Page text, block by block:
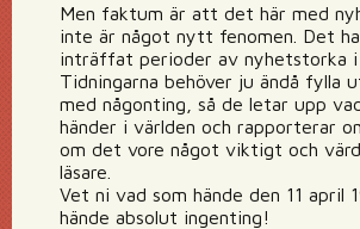
Men faktum är att det här med
inte är något nytt fenomen. Det
inträffat perioder av nyhetstorka i
Tidningarna behöver ju ändå fylla
med någonting, så de letar upp
händer i världen och rapporterar
om det vore något viktigt och
läsare.
Vet ni vad som hände den 11 april
hände absolut ingenting!